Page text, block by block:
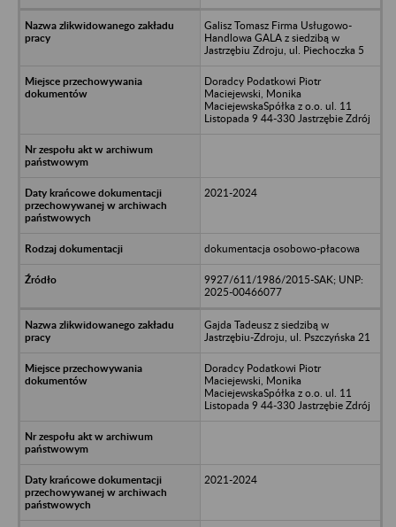
Galisz Tomasz Firma Usługowo-
Handlowa GALA z siedzibą w
Jastrzębiu Zdroju, ul. Piechoczka 5
Doradcy Podatkowi Piotr
Maciejewski, Monika
MaciejewskaSpółka z o.o. ul. 11
Listopada 9 44-330 Jastrzębie Zdrój
2021-2024
dokumentacja osobowo-płacowa
9927/611/1986/2015-SAK; UNP:
2025-00466077
Gajda Tadeusz z siedzibą w
Jastrzębiu-Zdroju, ul. Pszczyńska 21
Doradcy Podatkowi Piotr
Maciejewski, Monika
MaciejewskaSpółka z o.o. ul. 11
Listopada 9 44-330 Jastrzębie Zdrój
2021-2024